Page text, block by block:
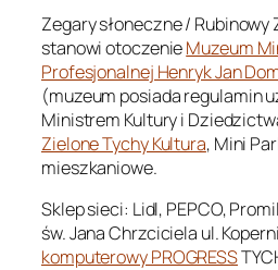
Zegary słoneczne / Rubinowy
stanowi otoczenieMuzeum
Profesjonalnej Henryk Jan
(muzeum posiada regulamin
Ministrem Kultury i
Zielone Tychy Kultura, Mini
mieszkaniowe.
Sklep sieci: Lidl, PEPCO,
św. Jana Chrzciciela ul.
komputerowy PROGRESS